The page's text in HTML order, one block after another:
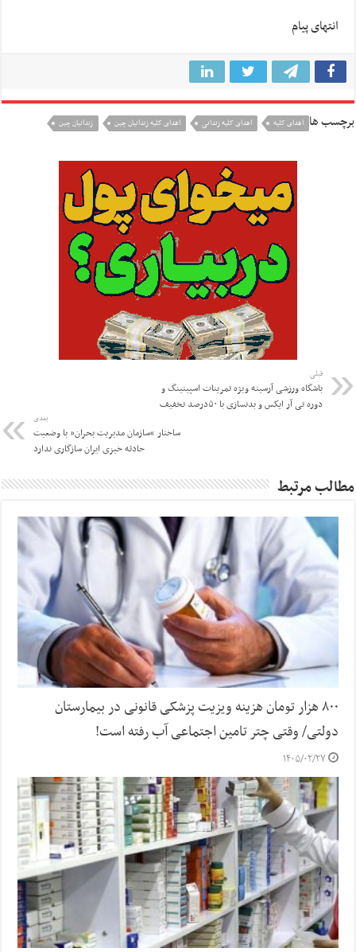
انتهای پیام
برچسب ها اهدای کلیه اهدای کلیه زندانی اهدای کلیه زندانیان چین زندانیان چین
قبلی
باشگاه ورزشی آرسینه ویژه تمرینات اسپینینگ و
دوره تی آر ایکس و بدنسازی با ۵۰درصد تخفیف
بعدی
ساختار “سازمان مدیریت بحران” با وضعیت
حادثه خیزی ایران سازگاری ندارد
مطالب مرتبط
۸۰۰ هزار تومان هزینه ویزیت پزشکی قانونی در بیمارستان
دولتی/ وقتی چتر تامین اجتماعی آب رفته است!
۱۴۰۵/۰۲/۲۷